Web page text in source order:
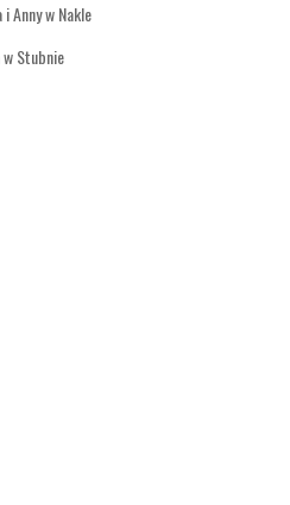
Anny w Nakle
Stubnie